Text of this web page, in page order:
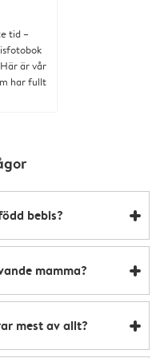
tid –
är vår
har fullt
bebis?
växer babyn
De skapas med
något som
mamma?
som ger ändlös
Fira mamman i
med ljuvliga
mest av allt?